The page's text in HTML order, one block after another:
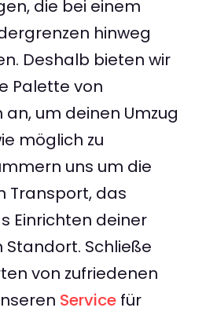
die bei einem
hinweg
Deshalb bieten wir
Palette von
um deinen Umzug
möglich zu
uns um die
Transport, das
Einrichten deiner
Standort. Schließe
von zufriedenen
Service für